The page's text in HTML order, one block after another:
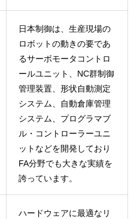
日本制御は、生産現場の
ロボットの動きの要であ
るサーボモータコントロ
ールユニット、NC群制御
管理装置、形状自動測定
システム、自動倉庫管理
システム、プログラマブ
ル・コントローラーユニ
ットなどを開発しており
FA分野でも大きな実績を
誇っています。
ハードウェアに最適なリ